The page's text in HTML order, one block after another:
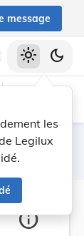
message
les
Legilux
light_mode dark_mode
la barre
info